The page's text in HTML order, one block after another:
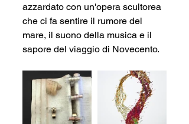
azzardato con un'opera scultorea
che ci fa sentire il rumore del
mare, il suono della musica e il
sapore del viaggio di Novecento.